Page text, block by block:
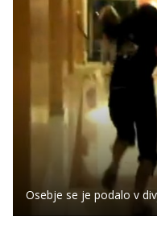
Osebje se je podalo v